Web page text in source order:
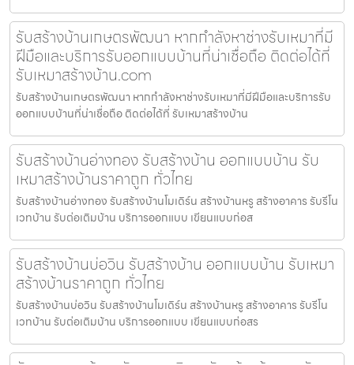
รับสร้างบ้านเกษตรพัฒนา หากกำลังหาช่างรับเหมาที่มี
ฝีมือและบริการรับออกแบบบ้านที่น่าเชื่อถือ ติดต่อได้ที่
รับเหมาสร้างบ้าน.com
รับสร้างบ้านเกษตรพัฒนา หากกำลังหาช่างรับเหมาที่มีฝีมือและบริการรับ
ออกแบบบ้านที่น่าเชื่อถือ ติดต่อได้ที่ รับเหมาสร้างบ้าน
รับสร้างบ้านอ่างทอง รับสร้างบ้าน ออกแบบบ้าน รับ
เหมาสร้างบ้านราคาถูก ทั่วไทย
รับสร้างบ้านอ่างทอง รับสร้างบ้านโมเดิร์น สร้างบ้านหรู สร้างอาคาร รับรีโน
เวทบ้าน รับต่อเติมบ้าน บริการออกแบบ เขียนแบบก่อส
รับสร้างบ้านบ่อวิน รับสร้างบ้าน ออกแบบบ้าน รับเหมา
สร้างบ้านราคาถูก ทั่วไทย
รับสร้างบ้านบ่อวิน รับสร้างบ้านโมเดิร์น สร้างบ้านหรู สร้างอาคาร รับรีโน
เวทบ้าน รับต่อเติมบ้าน บริการออกแบบ เขียนแบบก่อสร